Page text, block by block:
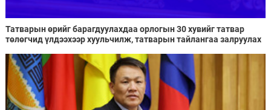
Татварын өрийг барагдуулахдаа орлогын 30 хувийг татвар
төлөгчид үлдээхээр хуульчилж, татварын тайлангаа залруулах